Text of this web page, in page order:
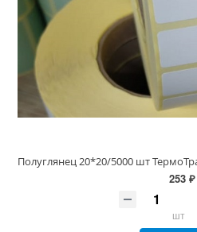
253 ₽
шт